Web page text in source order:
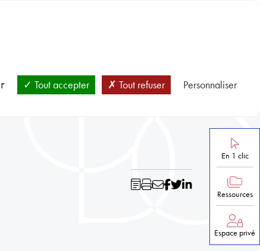
En 1 clic
Ressources
Espace privé
Tout accepter Tout refuser
Personnaliser